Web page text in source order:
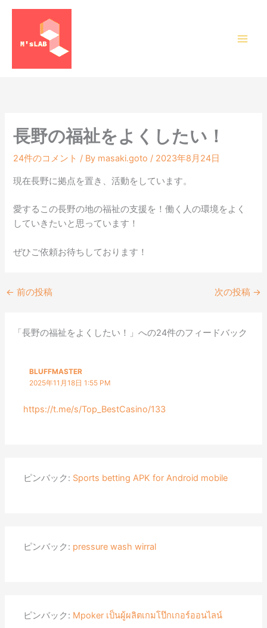
長野の福祉をよくしたい！
24件のコメント / By masaki.goto / 2023年8月24日
現在長野に拠点を置き、活動をしています。
愛するこの長野の地の福祉の支援を！働く人の環境をよく
していきたいと思っています！
ぜひご依頼お待ちしております！
← 前の投稿 次の投稿 →
「長野の福祉をよくしたい！」への24件のフィードバック
BLUFFMASTER
2025年11月18日 1:55 PM
https://t.me/s/Top_BestCasino/133
ピンバック: Sports betting APK for Android mobile
ピンバック: pressure wash wirral
ピンバック: Mpoker เป็นผู้ผลิตเกมโป๊กเกอร์ออนไลน์